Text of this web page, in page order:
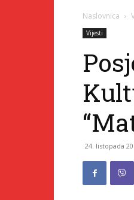
Naslovnica
Vijesti
24. listopada